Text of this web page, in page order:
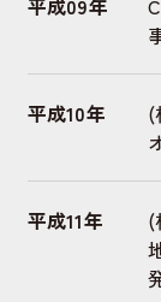
平成09年
平成10年
(
平成11年
(